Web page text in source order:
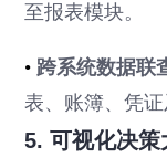
至报表模块。
• 跨系统数据联
表、账簿、凭
5. 可视化决策